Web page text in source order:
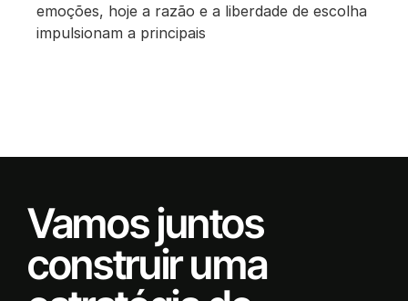
emoções, hoje a razão e a liberdade de escolha
impulsionam a principais
Vamos juntos
construir uma